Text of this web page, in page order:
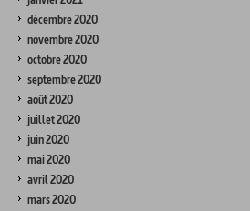
décembre 2020
novembre 2020
octobre 2020
septembre 2020
août 2020
juillet 2020
juin 2020
mai 2020
avril 2020
mars 2020